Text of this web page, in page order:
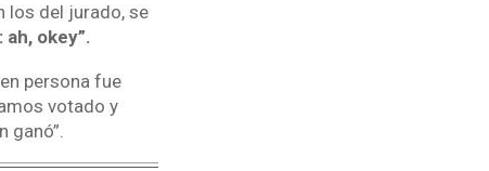
los del jurado, se
ah, okey”.
persona fue
votado y
ganó”.